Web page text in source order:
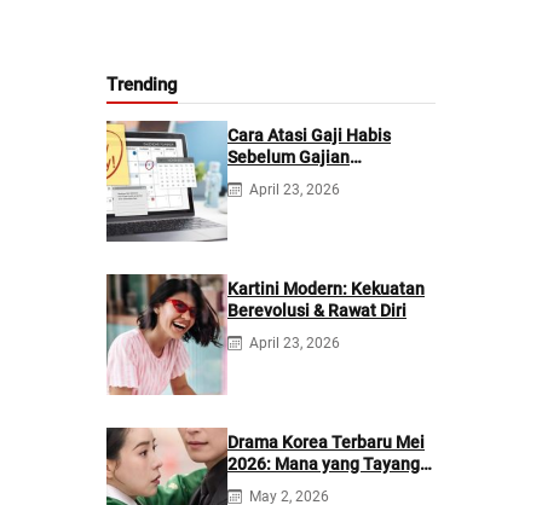
Trending
Cara Atasi Gaji Habis
Sebelum Gajian
Berikutnya
April 23, 2026
Kartini Modern: Kekuatan
Berevolusi & Rawat Diri
April 23, 2026
Drama Korea Terbaru Mei
2026: Mana yang Tayang
di Netflix?
May 2, 2026